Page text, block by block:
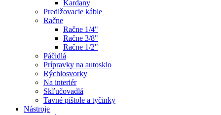
Kardany
Predlžovacie káble
Račne
Račne 1/4"
Račne 3/8"
Račne 1/2"
Páčidlá
Prípravky na autosklo
Rýchlosvorky
Na interiér
Skľučovadlá
Tavné pištole a tyčinky
Nástroje